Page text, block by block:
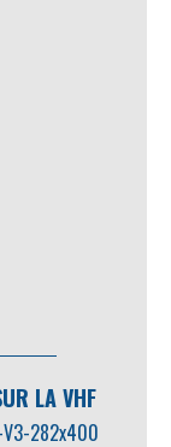
LA VHF